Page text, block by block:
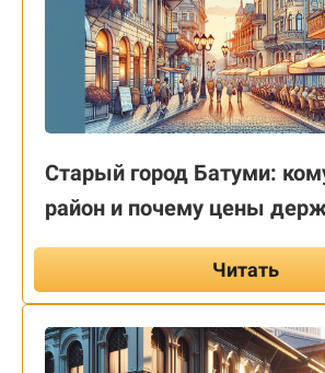
Старый город Батуми:
район и почему цены
Читать